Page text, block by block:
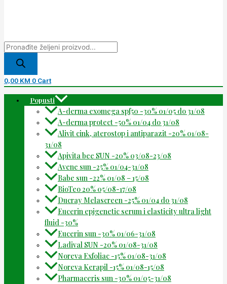
0,00 KM 0 Cart
Popusti
A-derma exomega spf50 -30% 01/05 do 31/08
A-derma protect -50% 01/04 do 31/08
Alivit cink, aterostop i antiparazit -20% 01/08-
31/08
Apivita bee SUN -20% 03/08-23/08
Avene sun -25% 01/04-31/08
Babe sun -22% 01/08 – 15/08
BioTeo 20% 05/08-17/08
Ducray Melascreen -25% 01/04 do 31/08
Eucerin epigenetic serum i elasticity ultra light
fluid -30%
Eucerin sun -30% 01/06-31/08
Ladival SUN -20% 01/08-31/08
Noreva Exfoliac -15% 01/08-31/08
Noreva Kerapil -15% 01/08-15/08
Pharmaceris sun -30% 01/05-31/08